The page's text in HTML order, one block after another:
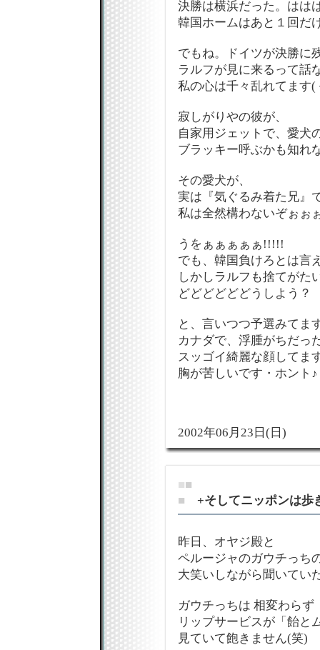
決勝は横浜だった。はは
韓国ホームはあと１回だ
でもね。ドイツが決勝に
ラルフが見に来るって話
私の心は千々乱れてます(
寂しがりやの彼が、
自家用ジェットで、愛犬
ブラッキー呼ぶかも知れ
その愛犬が、
実は『気ぐるみ着た兄』
私は全然構わないぞぉぉ
うをぁぁぁぁぁ!!!!!
でも、韓国負けろとは言
しかしラルフも捨てがた
どどどどどどうしよう？
と、言いつつ予選みてま
カナダで、浮腫がちだっ
スッゴイ綺麗な顔してま
胸が苦しいです・ホント♪
2002年06月23日(日)
■■
■
+そしてニッポンは歩
昨日、オヤジ殿と
ペルージャのガウチっち
大笑いしながら聞いてい
ガウチっちは 相変わらず
リップサービスが「飴と
見ていて飽きません(笑)